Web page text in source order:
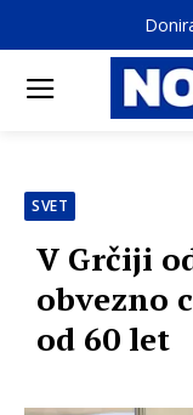
SVET
V Grčiji
obvezno
od 60 let